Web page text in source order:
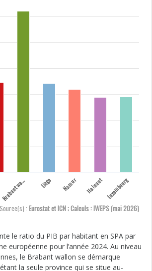
: Eurostat et ICN ; Calculs : IWEPS (mai 2026)
B
r
a
b
a
n
t
w
a
l
l
o
n Liège Namur Hainaut Luxembourg
le ratio du PIB par habitant en SPA par
européenne pour l’année 2024. Au niveau
le Brabant wallon se démarque
la seule province qui se situe au-